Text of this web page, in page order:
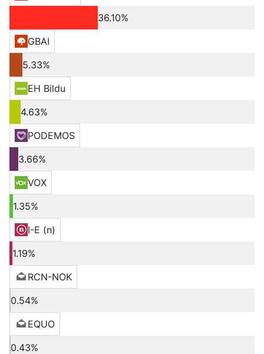
36.10%
GBAI
5.33%
EH Bildu
4.63%
PODEMOS
3.66%
VOX
1.35%
I-E (n)
1.19%
RCN-NOK
0.54%
EQUO
0.43%